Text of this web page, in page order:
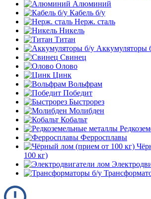
Алюминий
Кабель б/у
Нерж. сталь
Никель
Титан
Аккумуляторы
Свинец
Олово
Цинк
Вольфрам
Победит
Быстрорез
Молибден
Кобальт
Ферросплавы
100 кг)